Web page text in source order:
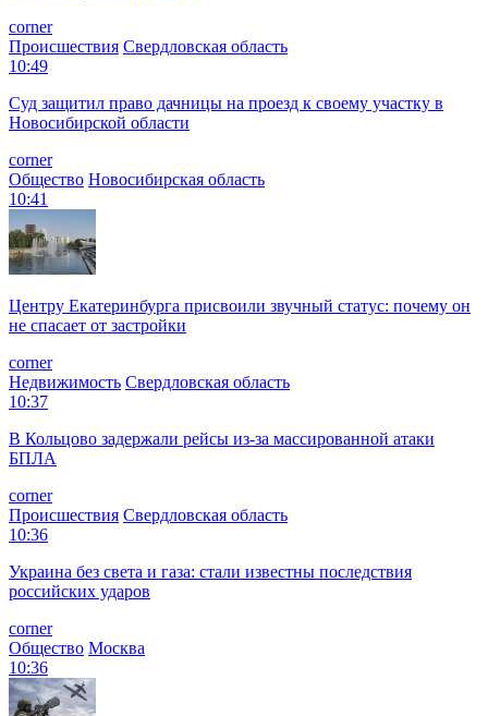
corner
Происшествия Свердловская область
10:49
Суд защитил право дачницы на проезд к своему участку в
Новосибирской области
corner
Общество Новосибирская область
10:41
Центру Екатеринбурга присвоили звучный статус: почему он
не спасает от застройки
corner
Недвижимость Свердловская область
10:37
В Кольцово задержали рейсы из-за массированной атаки
БПЛА
corner
Происшествия Свердловская область
10:36
Украина без света и газа: стали известны последствия
российских ударов
corner
Общество Москва
10:36